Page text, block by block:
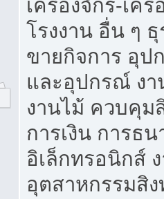
เครื่องจักร-เค
โรงงาน อื่น ๆ
ขายกิจการ อุป
และอุปกรณ์ ง
งานไม้ ควบคุม
การเงิน การธ
อิเล็กทรอนิกส์
อุตสาหกรรมสิ